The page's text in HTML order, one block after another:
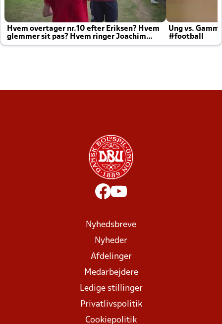
Hvem overtager nr.10 efter Eriksen? Hvem
glemmer sit pas? Hvem ringer Joachim
altid til efter kampe?
Ung vs.
#football
Nyhedsbreve
Nyheder
Afdelinger
Medarbejdere
Ledige stillinger
Privatlivspolitik
Cookiepolitik